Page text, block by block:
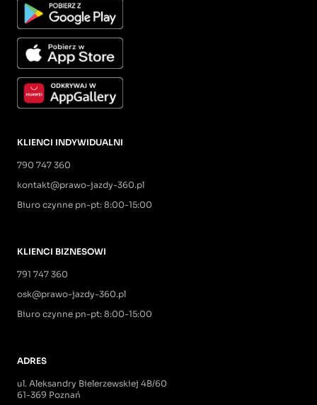
KLIENCI INDYWIDUALNI
790 747 360
kontakt@prawo-jazdy-360.pl
Biuro czynne pn-pt: 8:00-15:00
KLIENCI BIZNESOWI
791 747 360
osk@prawo-jazdy-360.pl
Biuro czynne pn-pt: 8:00-15:00
ADRES
ul. Aleksandry Bielerzewskiej 4B/60
61-369 Poznań